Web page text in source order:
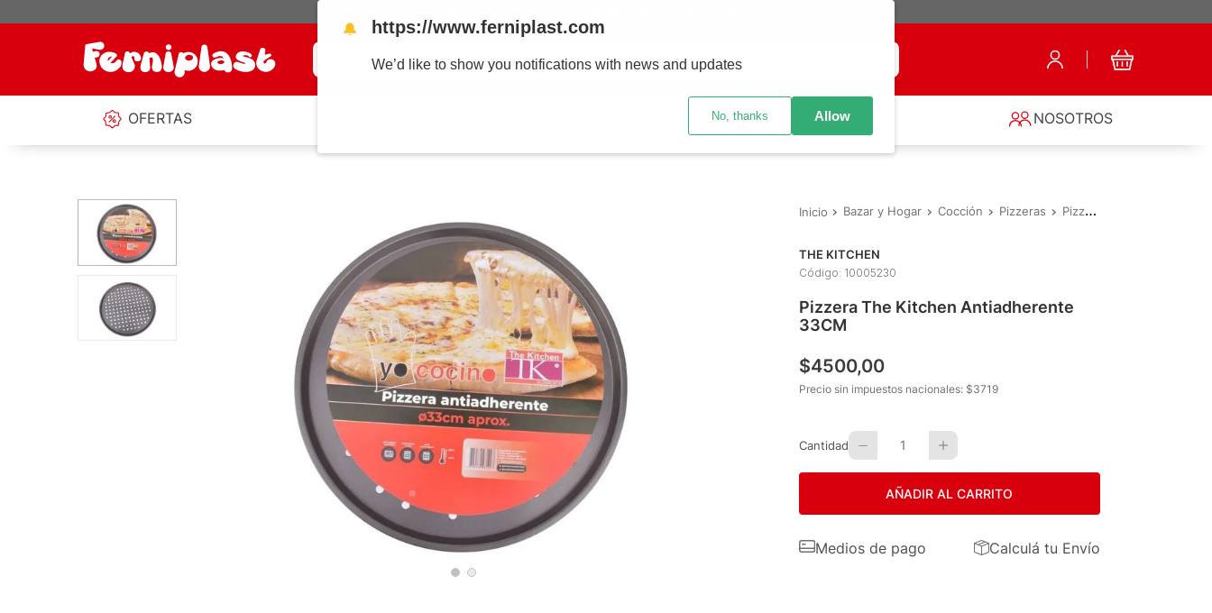
¿Qué estás buscando?
OFERTAS SUCURSALES NOSOTROS
Bazar y Hogar Cocción Pizzeras Pizzera The Kitchen Antiadherente 33CM
THE KITCHEN
Código: 10005230
Pizzera The Kitchen Antiadherente
33CM
$4500,00
Precio sin impuestos nacionales: $3719
Cantidad 1
AÑADIR AL CARRITO
Medios de pago Calculá tu Envío
🔔 https://www.ferniplast.com
We’d like to show you notifications with news and updates
No, thanks Allow